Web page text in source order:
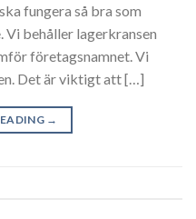
fungera så bra som
Vi behåller lagerkransen
företagsnamnet. Vi
Det är viktigt att […]
→